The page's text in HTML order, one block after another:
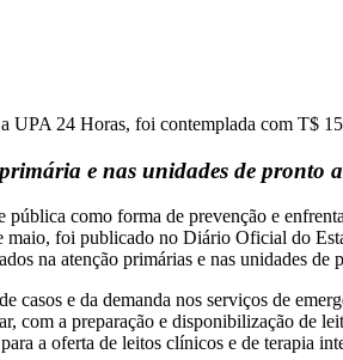
UPA 24 Horas, foi contemplada com T$
e nas unidades de
pública como forma de prevenção e
foi publicado no Diário Oficial do
na atenção primárias e nas unidades de
casos e da demanda nos serviços de
com a preparação e disponibilização de
a oferta de leitos clínicos e de terapia